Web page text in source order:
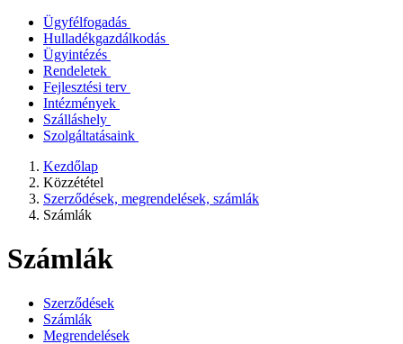
Ügyfélfogadás
Hulladékgazdálkodás
Ügyintézés
Rendeletek
Fejlesztési terv
Intézmények
Szálláshely
Szolgáltatásaink
Kezdőlap
Közzététel
Szerződések, megrendelések, számlák
Számlák
Számlák
Szerződések
Számlák
Megrendelések